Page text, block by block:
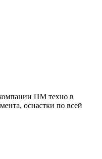
ПМ техно в
оснастки по всей